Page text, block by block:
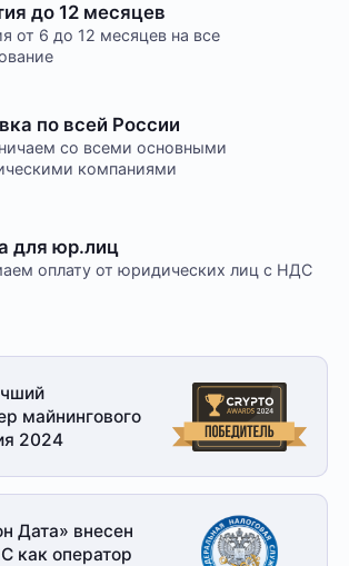
до 12 месяцев
от 6 до 12 месяцев на все
по всей России
со всеми основными
компаниями
для юр.лиц
оплату от юридических лиц с НДС
майнингового
2024
Дата» внесен
как оператор